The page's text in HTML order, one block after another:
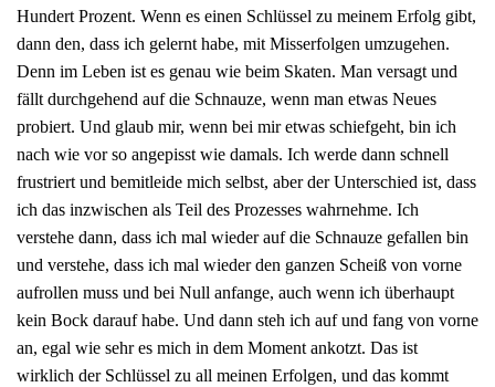
Hundert Prozent. Wenn es einen Schlüssel zu meinem Erfolg gibt,
dann den, dass ich gelernt habe, mit Misserfolgen umzugehen.
Denn im Leben ist es genau wie beim Skaten. Man versagt und
fällt durchgehend auf die Schnauze, wenn man etwas Neues
probiert. Und glaub mir, wenn bei mir etwas schiefgeht, bin ich
nach wie vor so angepisst wie damals. Ich werde dann schnell
frustriert und bemitleide mich selbst, aber der Unterschied ist, dass
ich das inzwischen als Teil des Prozesses wahrnehme. Ich
verstehe dann, dass ich mal wieder auf die Schnauze gefallen bin
und verstehe, dass ich mal wieder den ganzen Scheiß von vorne
aufrollen muss und bei Null anfange, auch wenn ich überhaupt
kein Bock darauf habe. Und dann steh ich auf und fang von vorne
an, egal wie sehr es mich in dem Moment ankotzt. Das ist
wirklich der Schlüssel zu all meinen Erfolgen, und das kommt